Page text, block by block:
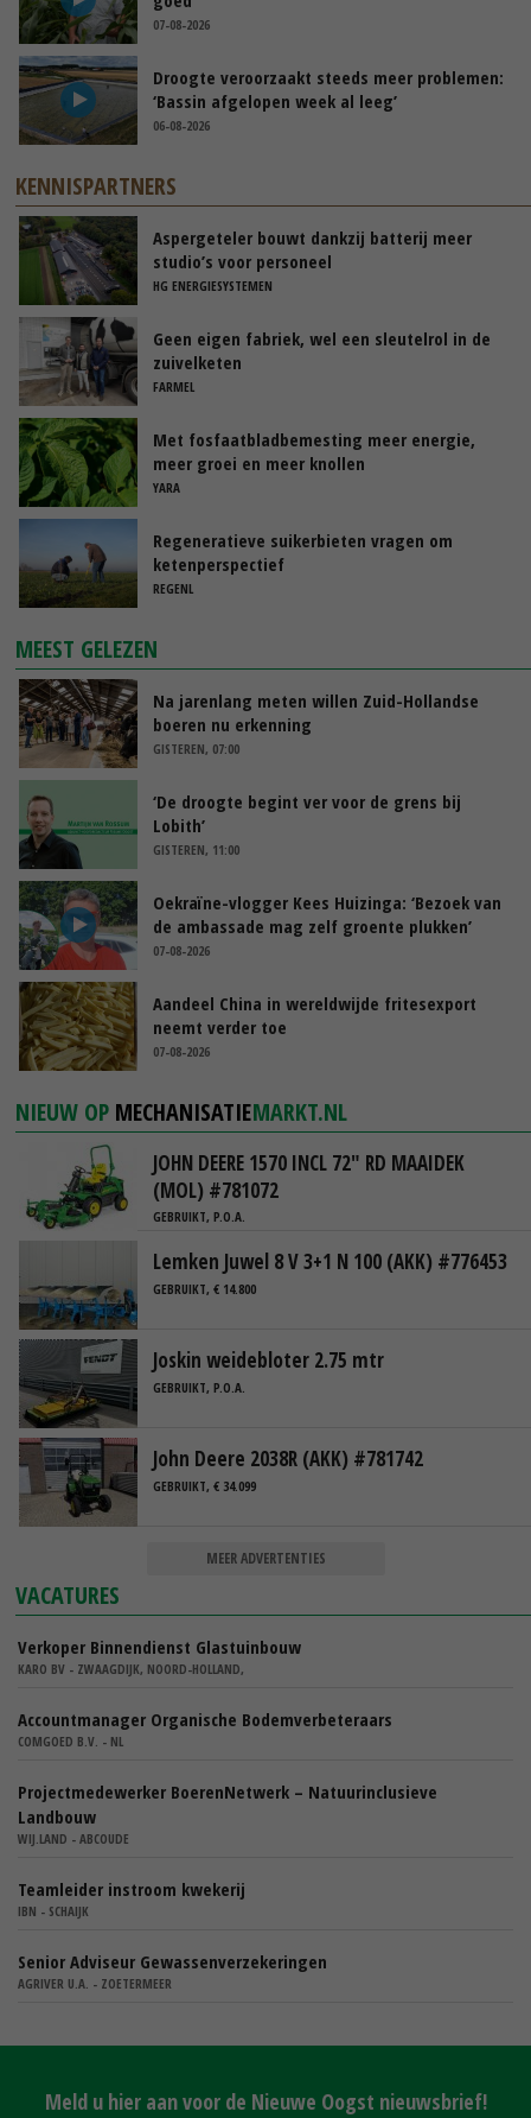
07-08-2026
Droogte veroorzaakt steeds meer problemen:
‘Bassin afgelopen week al leeg’
06-08-2026
KENNISPARTNERS
Aspergeteler bouwt dankzij batterij meer
studio’s voor personeel
HG ENERGIESYSTEMEN
Geen eigen fabriek, wel een sleutelrol in de
zuivelketen
FARMEL
Met fosfaatbladbemesting meer energie,
meer groei en meer knollen
YARA
Regeneratieve suikerbieten vragen om
ketenperspectief
REGENL
MEEST GELEZEN
Na jarenlang meten willen Zuid-Hollandse
boeren nu erkenning
GISTEREN, 07:00
‘De droogte begint ver voor de grens bij
Lobith’
GISTEREN, 11:00
Oekraïne-vlogger Kees Huizinga: ‘Bezoek van
de ambassade mag zelf groente plukken’
07-08-2026
Aandeel China in wereldwijde fritesexport
neemt verder toe
07-08-2026
NIEUW OP MECHANISATIEMARKT.NL
JOHN DEERE 1570 INCL 72" RD MAAIDEK
(MOL) #781072
GEBRUIKT, P.O.A.
Lemken Juwel 8 V 3+1 N 100 (AKK) #776453
GEBRUIKT, € 14.800
Joskin weidebloter 2.75 mtr
GEBRUIKT, P.O.A.
John Deere 2038R (AKK) #781742
GEBRUIKT, € 34.099
MEER ADVERTENTIES
VACATURES
Verkoper Binnendienst Glastuinbouw
KARO BV - ZWAAGDIJK, NOORD-HOLLAND,
Accountmanager Organische Bodemverbeteraars
COMGOED B.V. - NL
Projectmedewerker BoerenNetwerk – Natuurinclusieve
Landbouw
WIJ.LAND - ABCOUDE
Teamleider instroom kwekerij
IBN - SCHAIJK
Senior Adviseur Gewassenverzekeringen
AGRIVER U.A. - ZOETERMEER
Meld u hier aan voor de Nieuwe Oogst nieuwsbrief!